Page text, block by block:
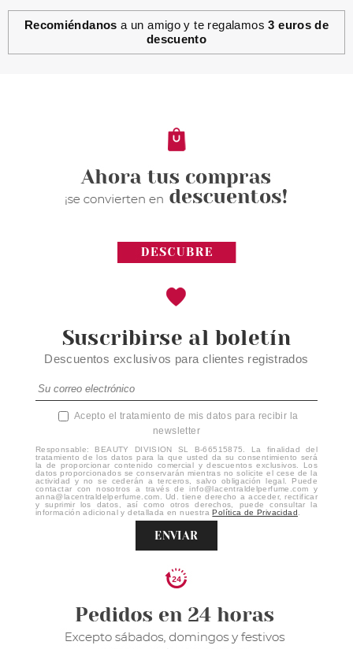
Recomiéndanos a un amigo y te regalamos3 euros de
descuento
Suscribirse al boletín
Descuentos exclusivos para clientes registrados
Acepto el tratamiento de mis datos para recibir la
newsletter
Responsable: BEAUTY DIVISION SL B-66515875. La finalidad del
tratamiento de los datos para la que usted da su consentimiento será
la de proporcionar contenido comercial y descuentos exclusivos. Los
datos proporcionados se conservarán mientras no solicite el cese de la
actividad y no se cederán a terceros, salvo obligación legal. Puede
contactar con nosotros a través de info@lacentraldelperfume.com y
anna@lacentraldelperfume.com. Ud. tiene derecho a acceder, rectificar
y suprimir los datos, así como otros derechos, puede consultar la
información adicional y detallada en nuestraPolítica de Privacidad
ENVIAR